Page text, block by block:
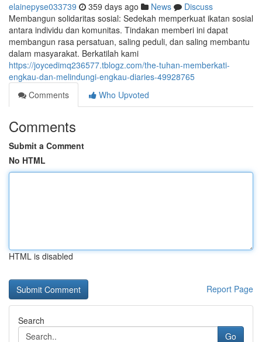
elainepyse033739 359 days ago News
Discuss
Membangun solidaritas sosial: Sedekah memperkuat ikatan sosial
antara individu dan komunitas. Tindakan memberi ini dapat
membangun rasa persatuan, saling peduli, dan saling membantu
dalam masyarakat. Berkatilah kami
https://joycedimq236577.tblogz.com/the-tuhan-memberkati-
engkau-dan-melindungi-engkau-diaries-49928765
Comments
Who Upvoted
Comments
Submit a Comment
No HTML
HTML is disabled
Report Page
Search
Go